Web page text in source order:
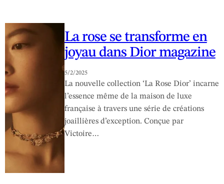
La rose se transforme en
joyau dans Dior magazine
5/2/2025
La nouvelle collection ‘La Rose Dior’ incarne
l’essence même de la maison de luxe
française à travers une série de créations
joaillières d’exception. Conçue par
Victoire…